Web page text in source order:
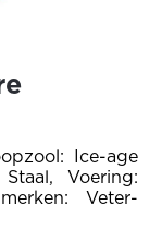
Ice-age
Voering:
Veter-